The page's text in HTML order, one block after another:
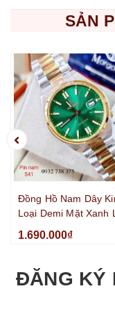
SẢN
Đồng Hồ Nam Dây
Loại Demi Mặt Xanh
Pin Kính Sapphire
1.690.000₫
ĐĂNG KÝ